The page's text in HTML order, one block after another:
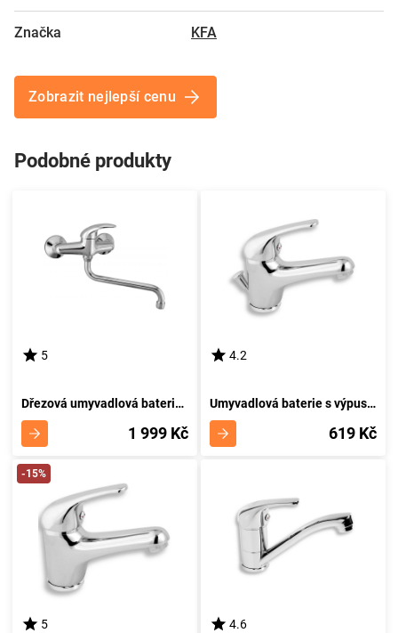
Značka KFA
Zobrazit nejlepší cenu
Podobné produkty
5
Dřezová umyvadlová baterie 150 mm Metalia 55 chrom NOVASERVIS 55070,0
1 999 Kč
4.2
Umyvadlová baterie s výpustí Titania Neon chrom NOVASERVIS 93001,0
619 Kč
-15%
5 4.6